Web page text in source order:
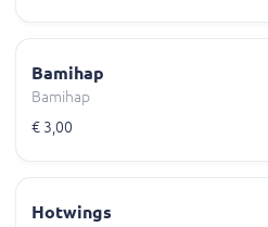
Bamihap
Bamihap
€ 3,00
Hotwings